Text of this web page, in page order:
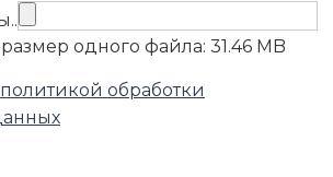
одного файла: 31.46 MB
политикой обработки